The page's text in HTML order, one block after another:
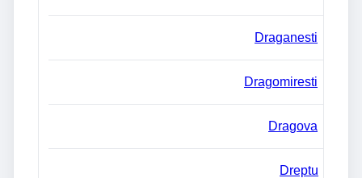
Draganesti
Dragomiresti
Dragova
Dreptu